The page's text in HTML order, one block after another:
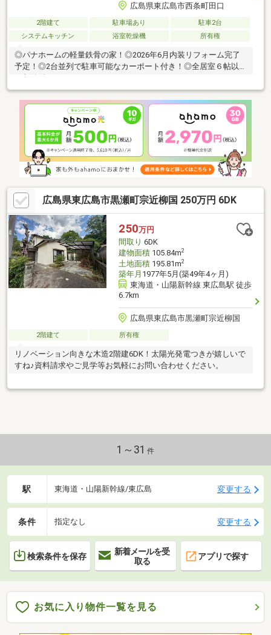
広島県東広島市西条町田口
2階建て 駐車場あり
駐車2台
システムキッチン
浴室乾燥機 所有権
◎パナホームの軽量鉄骨の家！◎2026年6月内装リフォーム完了
予定！◎2台並列で駐車可能なカーポート付き！◎全居室６帖以上
広島県東広島市黒瀬町宗近柳国 250万円 6DK
250万円
間取り 6DK
建物面積105.84m2
土地面積195.81m2
築年月 1977年5月(築49年4ヶ月)
東海道・山陽新幹線 東広島駅 徒歩
6.7km
広島県東広島市黒瀬町宗近柳国
2階建て 所有権
リノベーション向きな木造2階建6DK！太陽光発電つきが嬉しいで
すね♪資料請求やご見学等お気軽にお問い合わせください。
1～31 件
駅 東海道・山陽新幹線/東広島 変更する
条件 指定なし 変更する
検索条件を保存
新着メールを受
取る
アプリで探す
お気に入り物件一覧を見る